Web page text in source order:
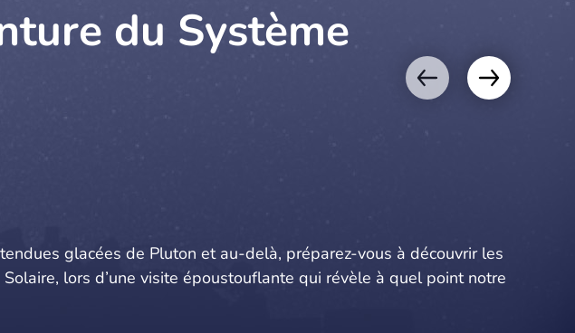
du Système
glacées de Pluton et au-delà, préparez-vous à découvrir les
lors d’une visite époustouflante qui révèle à quel point notre